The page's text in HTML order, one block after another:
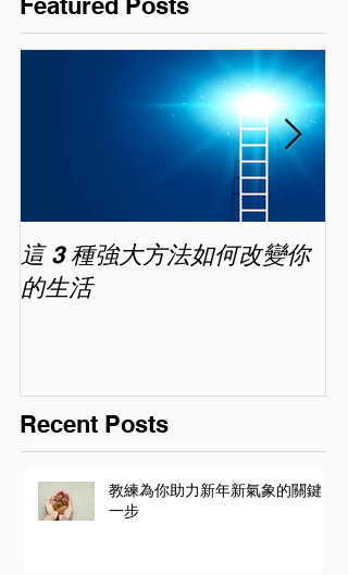
這 3 種強大方法如何改變你
的生活
Recent Posts
教練為你助力新年新氣象的關鍵
一步